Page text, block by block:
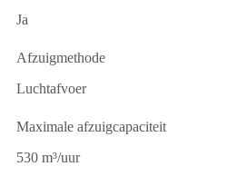
Ja
Afzuigmethode
Luchtafvoer
Maximale afzuigcapaciteit
530 m³/uur